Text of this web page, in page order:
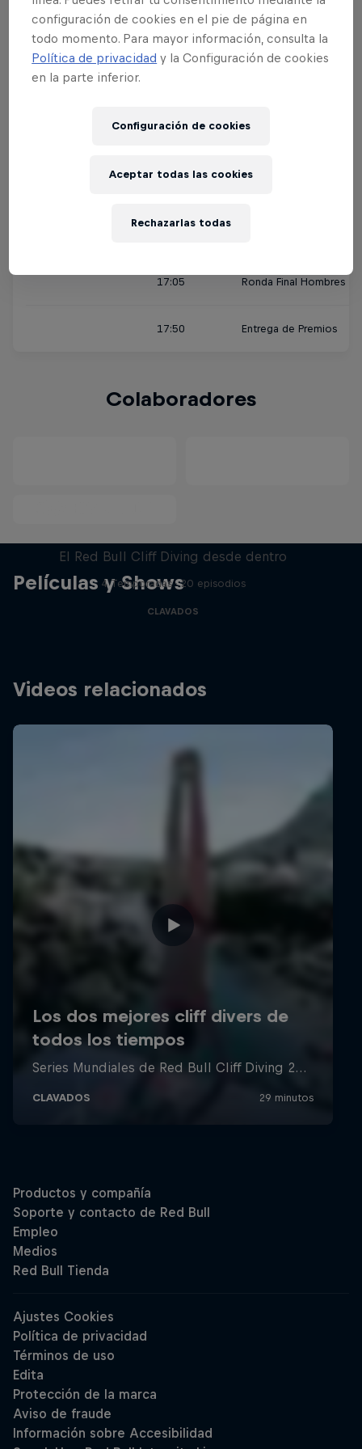
15:00 2ª Ronda Mujeres y
17:05 Ronda Final Hombres
17:50 Entrega de Premios
Colaboradores
Películas y Shows
El Red Bull Cliff Diving desde dentro
4 Temporadas · 20 episodios
CLAVADOS
Videos relacionados
configuración de cookies en el pie de página en
todo momento. Para mayor información, consulta la
Política de privacidad y la Configuración de cookies
en la parte inferior.
Configuración de cookies
Rechazarlas todas
Aceptar todas las cookies